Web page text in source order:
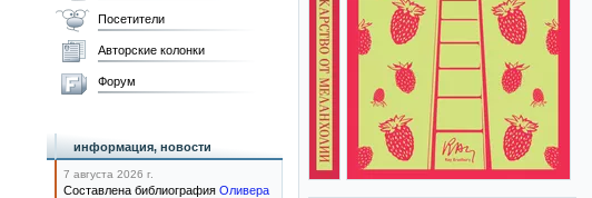
Посетители
Авторские колонки
Форум
информация, новости
7 августа 2026 г.
Составлена библиография Оливера